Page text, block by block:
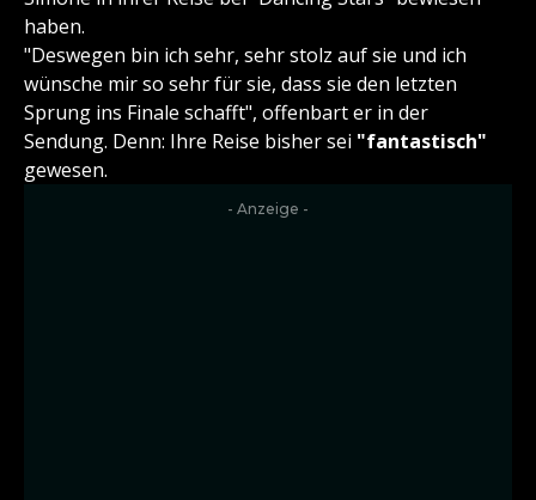
haben.
"Deswegen bin ich sehr, sehr stolz auf sie und ich
wünsche mir so sehr für sie, dass sie den letzten
Sprung ins Finale schafft", offenbart er in der
Sendung. Denn: Ihre Reise bisher sei "fantastisch"
gewesen.
- Anzeige -